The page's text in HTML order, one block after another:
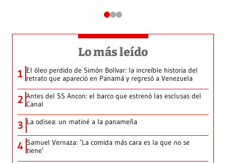
Lo más leído
1 El óleo perdido de Simón Bolívar: la increíble historia del
retrato que apareció en Panamá y regresó a Venezuela
2 Antes del SS Ancon: el barco que estrenó las esclusas del
Canal
3 La odisea: un matiné a la panameña
4 Samuel Vernaza: ‘La comida más cara es la que no se
tiene’